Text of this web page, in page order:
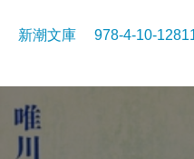
新潮文庫 978-4-10-